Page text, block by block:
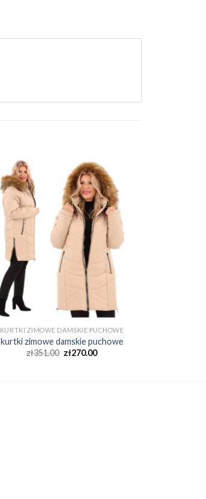
KURTKI ZIMOWE DAMSKIE PUCHOWE
kurtki zimowe damskie puchowe
zł351.00 zł270.00